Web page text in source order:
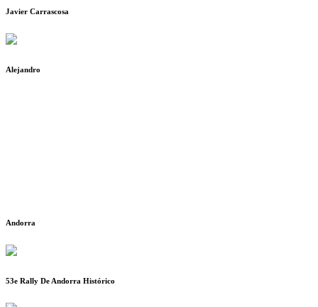
Javier Carrascosa
Alejandro
Andorra
53e Rally De Andorra Histórico